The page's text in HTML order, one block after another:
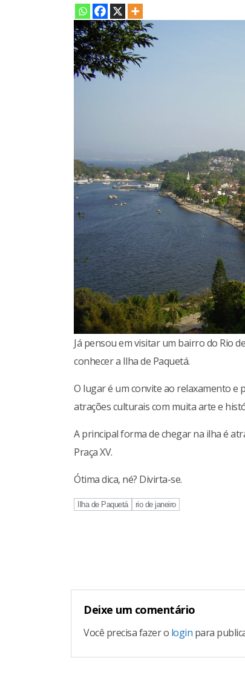
Já pensou em visitar um bairro do Rio
conhecer a Ilha de Paquetá.
O lugar é um convite ao relaxamento e
atrações culturais com muita arte e
A principal forma de chegar na ilha é
Praça XV.
Ótima dica, né? Divirta-se.
Ilha de Paquetá rio de janeiro
Deixe um comentário
Você precisa fazer o login para